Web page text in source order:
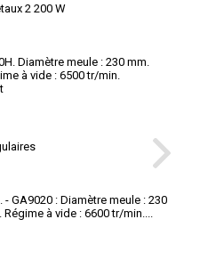
2 200 W
Diamètre meule : 230 mm.
à vide : 6500 tr/min.
GA9020 : Diamètre meule : 230
à vide : 6600 tr/min....